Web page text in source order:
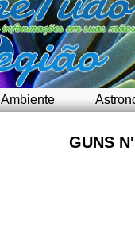
Ambiente
GUNS N'